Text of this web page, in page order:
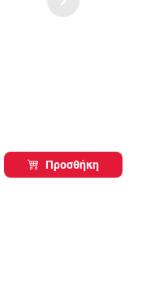
Προσθήκη